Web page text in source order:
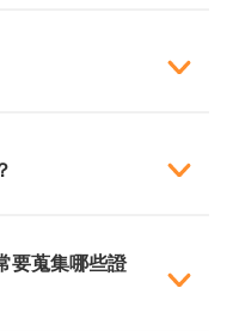
要蒐集哪些證